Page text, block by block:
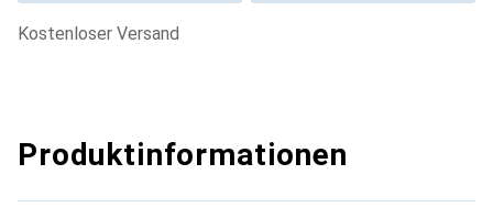
kostenloser Versand
Produktinformationen